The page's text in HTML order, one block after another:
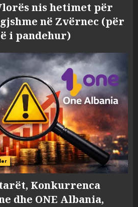
nis hetimet për
në Zvërnec (për
i pandehur)
Konkurrenca
dhe ONE Albania,